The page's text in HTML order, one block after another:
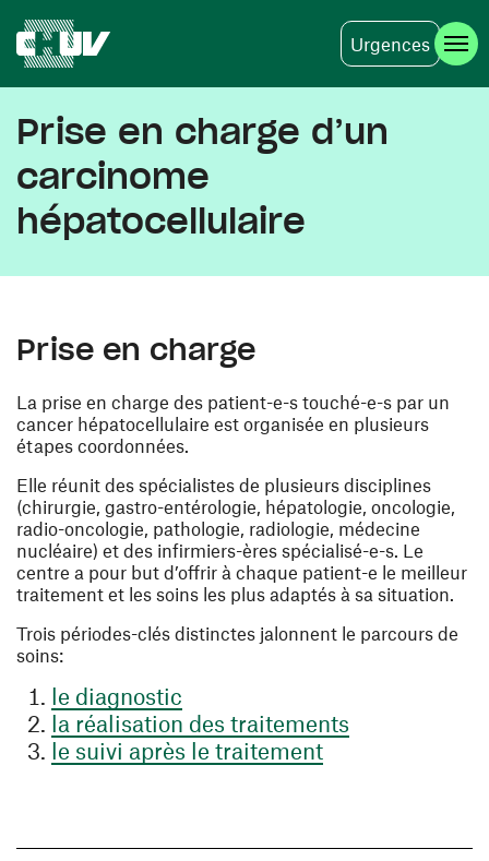
Urgences
Prise en charge d’un
carcinome
hépatocellulaire
Prise en charge
La prise en charge des patient-e-s touché-e-s par un
cancer hépatocellulaire est organisée en plusieurs
étapes coordonnées.
Elle réunit des spécialistes de plusieurs disciplines
(chirurgie, gastro-entérologie, hépatologie, oncologie,
radio-oncologie, pathologie, radiologie, médecine
nucléaire) et des infirmiers-ères spécialisé-e-s. Le
centre a pour but d’offrir à chaque patient-e le meilleur
traitement et les soins les plus adaptés à sa situation.
Trois périodes-clés distinctes jalonnent le parcours de
soins:
le diagnostic
la réalisation des traitements
le suivi après le traitement